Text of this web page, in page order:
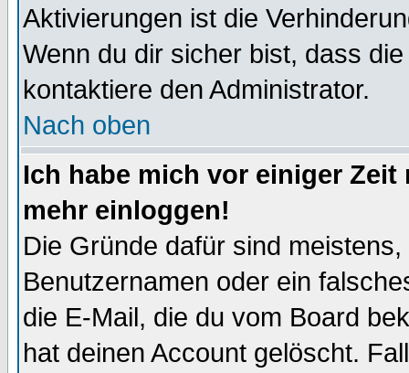
Aktivierungen ist die
Wenn du dir sicher bist, dass
kontaktiere den Administrator.
Nach oben
Ich habe mich vor einiger
mehr einloggen!
Die Gründe dafür sind
Benutzernamen oder ein
die E-Mail, die du vom Board
hat deinen Account gelöscht.